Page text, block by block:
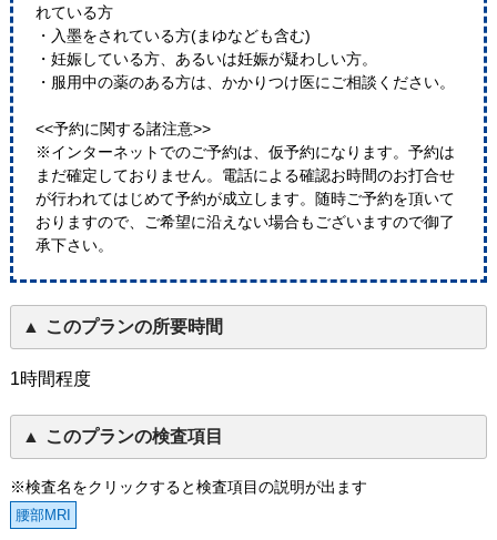
れている方
・入墨をされている方(まゆなども含む)
・妊娠している方、あるいは妊娠が疑わしい方。
・服用中の薬のある方は、かかりつけ医にご相談ください。
<<予約に関する諸注意>>
※インターネットでのご予約は、仮予約になります。予約は
まだ確定しておりません。電話による確認お時間のお打合せ
が行われてはじめて予約が成立します。随時ご予約を頂いて
おりますので、ご希望に沿えない場合もございますので御了
承下さい。
このプランの所要時間
1時間程度
このプランの検査項目
※検査名をクリックすると検査項目の説明が出ます
腰部MRI